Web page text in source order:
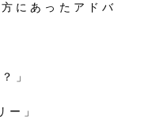
にあったアドバ
」
ー」